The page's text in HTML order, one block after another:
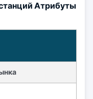
Атрибуты